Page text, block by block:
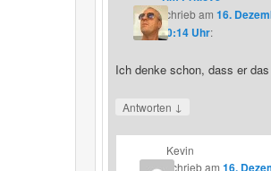
schriebam 16.
20:14 Uhr:
Ich denke schon, dass er
Antworten ↓
Kevin
schriebam16.